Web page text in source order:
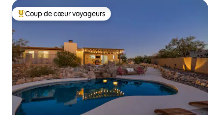
Coups de cœur voyageurs les plus appréciés
Coup de cœur voyageurs